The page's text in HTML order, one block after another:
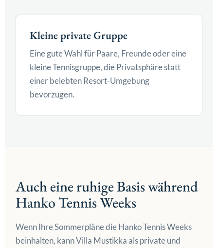
Kleine private Gruppe
Eine gute Wahl für Paare, Freunde oder eine
kleine Tennisgruppe, die Privatsphäre statt
einer belebten Resort-Umgebung
bevorzugen.
Auch eine ruhige Basis während
Hanko Tennis Weeks
Wenn Ihre Sommerpläne die Hanko Tennis Weeks
beinhalten, kann Villa Mustikka als private und